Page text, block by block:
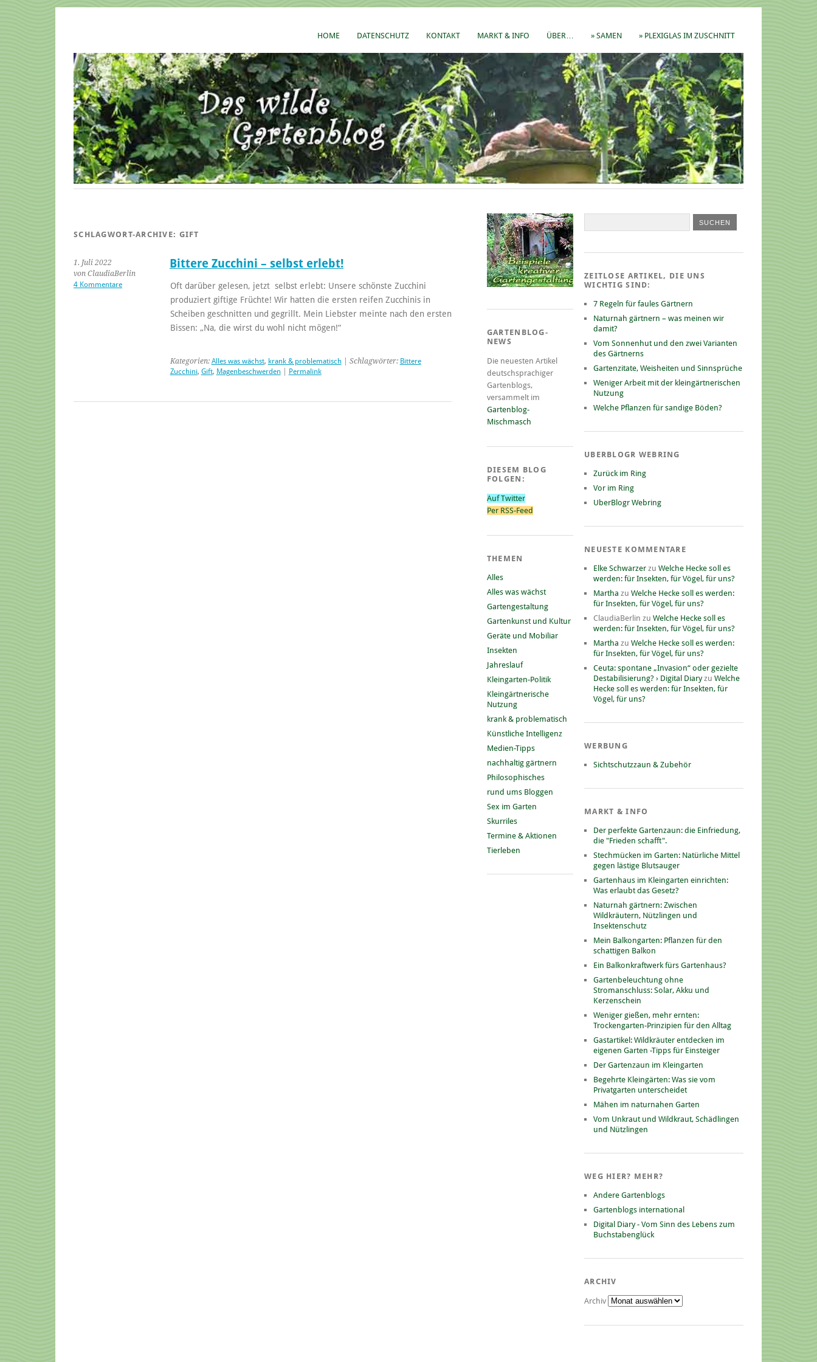
HOME DATENSCHUTZ KONTAKT MARKT & INFO ÜBER… » SAMEN » PLEXIGLAS IM ZUSCHNITT
SCHLAGWORT-ARCHIVE: GIFT
1. Juli 2022
von ClaudiaBerlin
4 Kommentare
Bittere Zucchini – selbst erlebt!
Oft darüber gelesen, jetzt selbst erlebt: Unsere schönste Zucchini
produziert giftige Früchte! Wir hatten die ersten reifen Zucchinis in
Scheiben geschnitten und gegrillt. Mein Liebster meinte nach den ersten
Bissen: „Na, die wirst du wohl nicht mögen!“
Kategorien: Alles was wächst, krank & problematisch| Schlagwörter: Bittere
Zucchini, Gift, Magenbeschwerden| Permalink
GARTENBLOG-
NEWS
Die neuesten Artikel
deutschsprachiger
Gartenblogs,
versammelt im
Gartenblog-
Mischmasch
DIESEM BLOG
FOLGEN:
Auf Twitter
Per RSS-Feed
THEMEN
Alles
Alles was wächst
Gartengestaltung
Gartenkunst und Kultur
Geräte und Mobiliar
Insekten
Jahreslauf
Kleingarten-Politik
Kleingärtnerische
Nutzung
krank & problematisch
Künstliche Intelligenz
Medien-Tipps
nachhaltig gärtnern
Philosophisches
rund ums Bloggen
Sex im Garten
Skurriles
Termine & Aktionen
Tierleben
ZEITLOSE ARTIKEL, DIE UNS
WICHTIG SIND:
7 Regeln für faules Gärtnern
Naturnah gärtnern – was meinen wir
damit?
Vom Sonnenhut und den zwei Varianten
des Gärtnerns
Gartenzitate, Weisheiten und Sinnsprüche
Weniger Arbeit mit der kleingärtnerischen
Nutzung
Welche Pflanzen für sandige Böden?
UBERBLOGR WEBRING
Zurück im Ring
Vor im Ring
UberBlogr Webring
NEUESTE KOMMENTARE
Elke Schwarzer zu Welche Hecke soll es
werden: für Insekten, für Vögel, für uns?
Martha zu Welche Hecke soll es werden:
für Insekten, für Vögel, für uns?
ClaudiaBerlin zu Welche Hecke soll es
werden: für Insekten, für Vögel, für uns?
Martha zu Welche Hecke soll es werden:
für Insekten, für Vögel, für uns?
Ceuta: spontane „Invasion“ oder gezielte
Destabilisierung? › Digital Diaryzu Welche
Hecke soll es werden: für Insekten, für
Vögel, für uns?
WERBUNG
Sichtschutzzaun & Zubehör
MARKT & INFO
Der perfekte Gartenzaun: die Einfriedung,
die "Frieden schafft".
Stechmücken im Garten: Natürliche Mittel
gegen lästige Blutsauger
Gartenhaus im Kleingarten einrichten:
Was erlaubt das Gesetz?
Naturnah gärtnern: Zwischen
Wildkräutern, Nützlingen und
Insektenschutz
Mein Balkongarten: Pflanzen für den
schattigen Balkon
Ein Balkonkraftwerk fürs Gartenhaus?
Gartenbeleuchtung ohne
Stromanschluss: Solar, Akku und
Kerzenschein
Weniger gießen, mehr ernten:
Trockengarten-Prinzipien für den Alltag
Gastartikel: Wildkräuter entdecken im
eigenen Garten -Tipps für Einsteiger
Der Gartenzaun im Kleingarten
Begehrte Kleingärten: Was sie vom
Privatgarten unterscheidet
Mähen im naturnahen Garten
Vom Unkraut und Wildkraut, Schädlingen
und Nützlingen
WEG HIER? MEHR?
Andere Gartenblogs
Gartenblogs international
Digital Diary - Vom Sinn des Lebens zum
Buchstabenglück
ARCHIV
Archiv